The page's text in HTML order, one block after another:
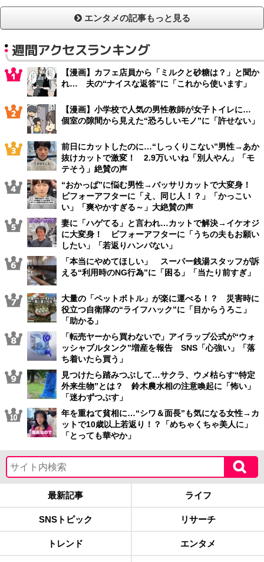
エンタメの記事もっと見る
週間アクセスランキング
【漫画】カフェ店員から「ミルクと砂糖は？」と聞か
れ… 夫の“ナイスな返答”に「これから使います」
【漫画】小学校で人気の男性教師が女子トイレに…
個室の隙間から見えた“恐ろしいモノ”に「許せない」
前日にカットしたのに…“しっくりこない”男性→あか
抜けカットで激変！ 2.9万いいね「別人やん」「モ
テそう」絶賛の声
“おかっぱ”に悩む男性→バッサリカットで大変身！
ビフォーアフターに「え、同じ人！？」「かっこい
い」「爽やかすぎる～」大絶賛の声
妻に「ハゲてる」と言われ…カットで解決→イケオジ
に大変身！ ビフォーアフターに「うちの夫もお願い
したい」「若返りハンパない」
「本当にやめてほしい」 スーパー銭湯スタッフが訴
える“利用時のNG行為”に「困る」「当たり前すぎ」
大量の「ペットボトル」が楽に運べる！？ 災害時に
役立つ自衛隊の“ライフハック”に「目からうろこ」
「助かる」
「転売ヤーから買わないで」アイラップ公式が“ウォ
ッシャブルタンク”増産を報告 SNS「心強い」「落
ち着いたら買う」
見つけたら踏みつぶして…サクラ、ウメ枯らす“特定
外来生物”とは？ 鈴木農水相の注意喚起に「怖い」
「迷わずつぶす」
年を重ねて貧相に…“シワ＆面長”も気になる女性→カ
ットで10歳以上若返り！？「めちゃくちゃ美人に」
「とっても華やか」
最新記事 ライフ
SNSトピック リサーチ
トレンド エンタメ